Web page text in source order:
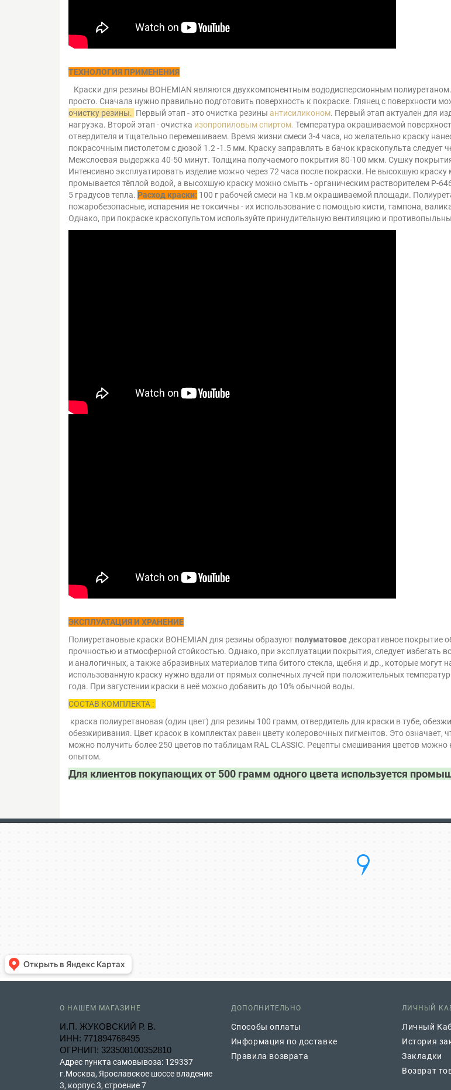
ТЕХНОЛОГИЯ ПРИМЕНЕНИЯ
Краски для резины BOHEMIAN являются двухкомпонентным вододисперсионным
просто. Сначала нужно правильно подготовить поверхность к покраске. Глянец с поверхности
очистку резины. Первый этап - это очистка резины антисиликоном. Первый этап актуален для
нагрузка. Второй этап - очистка изопропиловым спиртом. Температура окрашиваемой
отвердителя и тщательно перемешиваем. Время жизни смеси 3-4 часа, но желательно краску
покрасочным пистолетом с дюзой 1.2 -1.5 мм. Краску заправлять в бачок краскопульта следует
Межслоевая выдержка 40-50 минут. Толщина получаемого покрытия 80-100 мкм. Сушку
Интенсивно эксплуатировать изделие можно через 72 часа после покраски. Не высохшую
промывается тёплой водой, а высохшую краску можно смыть - органическим растворителем P-
5 градусов тепла. Расход краски: 100 г рабочей смеси на 1кв.м окрашиваемой площади.
пожаробезопасные, испарения не токсичны - их использование с помощью кисти, тампона,
Однако, при покраске краскопультом используйте принудительную вентиляцию и
ЭКСПЛУАТАЦИЯ И ХРАНЕНИЕ
Полиуретановые краски BOHEMIAN для резины образуютполуматовое декоративное покрытие
прочностью и атмосферной стойкостью. Однако, при эксплуатации покрытия, следует избегать
и аналогичных, а также абразивных материалов типа битого стекла, щебня и др., которые могут
использованную краску нужно вдали от прямых солнечных лучей при положительных
года. При загустении краски в неё можно добавить до 10% обычной воды.
СОСТАВ КОМПЛЕКТА :
краска полиуретановая (один цвет) для резины 100 грамм, отвердитель для краски в тубе,
обезжиривания. Цвет красок в комплектах равен цвету колеровочных пигментов. Это
можно получить более 250 цветов по таблицам RAL CLASSIC. Рецепты смешивания цветов можно
опытом.
Для клиентов покупающих от 500 грамм одного цвета используется
О НАШЕМ МАГАЗИНЕ
И.П. ЖУКОВСКИЙ Р. В.
ИНН: 771894768495
ОГРНИП: 323508100352810
Адрес пункта самовывоза: 129337
г.Москва, Ярославское шоссе владение
3, корпус 3, строение 7
ДОПОЛНИТЕЛЬНО
Способы оплаты
Информация по доставке
Правила возврата
ЛИЧНЫЙ
Личный
История
Закладки
Возврат